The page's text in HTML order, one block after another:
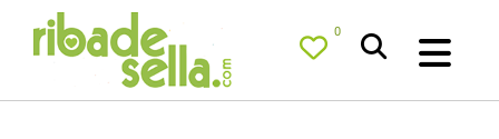
0